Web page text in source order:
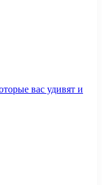
вас удивят и